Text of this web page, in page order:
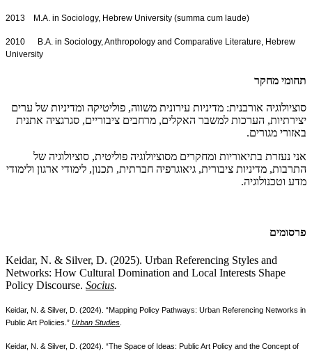
2013 M.A. in Sociology, Hebrew University (summa cum laude)
2010 B.A. in Sociology, Anthropology and Comparative Literature, Hebrew
University
תחומי מחקר
סוציולוגיה אורבנית: מדיניות עירונית משווה, פוליטיקה ומדיניות של ערים
יצירתיות, הערכות למשבר האקלים, מרחבים ציבוריים, סגרגציה אתנית
באזורי מגורים.
אני נעזרת בתיאוריות ומחקרים מסוציולוגיה פוליטית, סוציולוגיה של
התרבות, מדיניות ציבורית, גיאוגרפיה חברתית, תכנון, לימודי ארגון ולימודי
מדע וטכנולוגיה.
פרסומים
Keidar, N. & Silver, D. (2025). Urban Referencing Styles and
Networks: How Cultural Domination and Local Interests Shape
Policy Discourse. Socius.
Keidar, N. & Silver, D. (2024). “Mapping Policy Pathways: Urban Referencing Networks in
Public Art Policies.” Urban Studies
Keidar, N. & Silver, D. (2024). “The Space of Ideas: Public Art Policy and the Concept of